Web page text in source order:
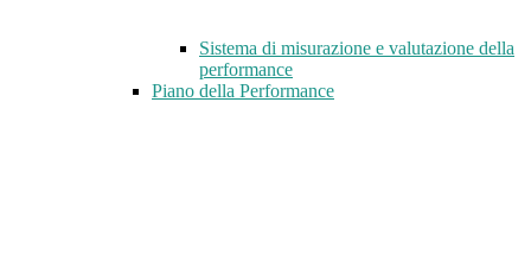
Sistema di misurazione e valutazione della
performance
Piano della Performance